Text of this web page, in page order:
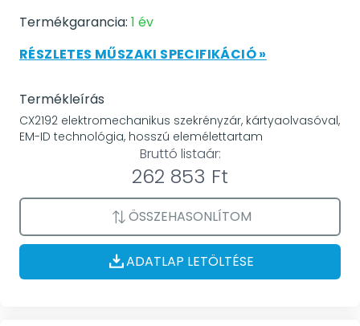
Termékgarancia: 1 év
RÉSZLETES MŰSZAKI SPECIFIKÁCIÓ »
Termékleírás
CX2192 elektromechanikus szekrényzár, kártyaolvasóval,
EM-ID technológia, hosszú elemélettartam
Bruttó listaár:
262 853 Ft
ÖSSZEHASONLÍTOM
ADATLAP LETÖLTÉSE